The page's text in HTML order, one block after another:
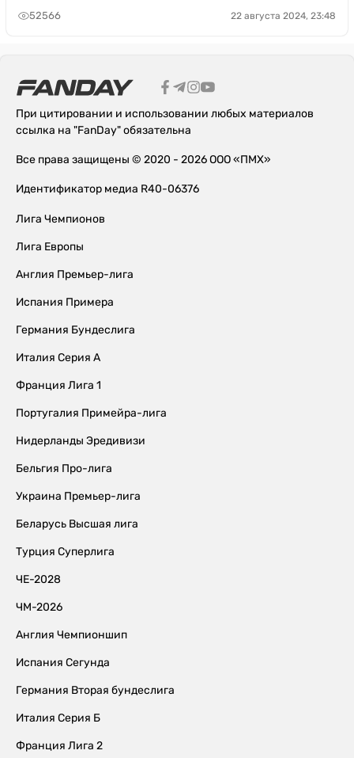
52566 22 августа 2024, 23:48
При цитировании и использовании любых материалов
ссылка на "FanDay" обязательна
Все права защищены © 2020 - 2026 ООО «ПМХ»
Идентификатор медиа R40-06376
Лига Чемпионов
Лига Европы
Англия Премьер-лига
Испания Примера
Германия Бундеслига
Италия Серия А
Франция Лига 1
Португалия Примейра-лига
Нидерланды Эредивизи
Бельгия Про-лига
Украина Премьер-лига
Беларусь Высшая лига
Турция Суперлига
ЧЕ-2028
ЧМ-2026
Англия Чемпионшип
Испания Сегунда
Германия Вторая бундеслига
Италия Серия Б
Франция Лига 2